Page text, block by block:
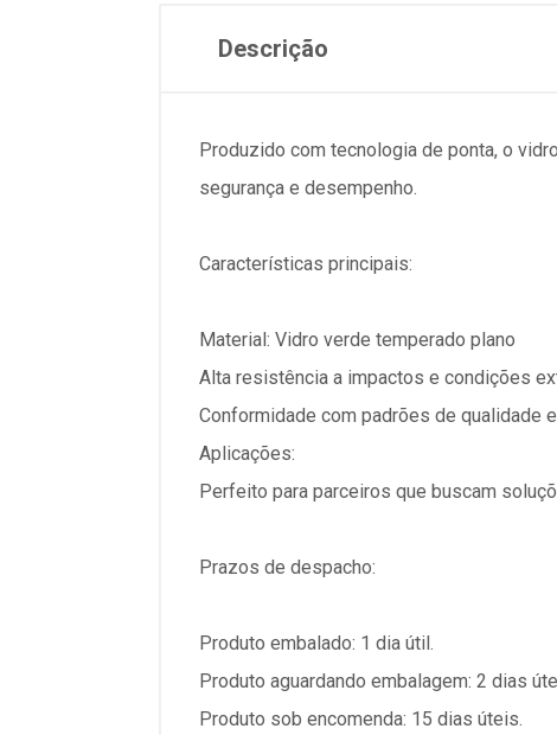
Descrição
Produzido com tecnologia de ponta, o
segurança e desempenho.
Características principais:
Material: Vidro verde temperado plano
Alta resistência a impactos e condições
Conformidade com padrões de qualidade
Aplicações:
Perfeito para parceiros que buscam
Prazos de despacho:
Produto embalado: 1 dia útil.
Produto aguardando embalagem: 2 dias
Produto sob encomenda: 15 dias úteis.